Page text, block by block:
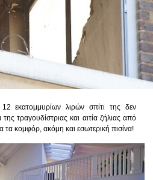
εκατομμυρίων λιρών σπίτι της δεν
τραγουδίστριας και αιτία ζήλιας από
τα κομφόρ, ακόμη και εσωτερική πισίνα!